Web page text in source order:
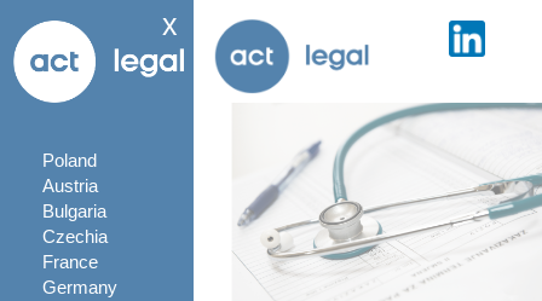
x
Poland
Austria
Bulgaria
Czechia
France
Germany